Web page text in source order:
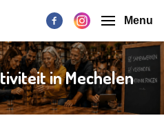
Menu
in Mechelen